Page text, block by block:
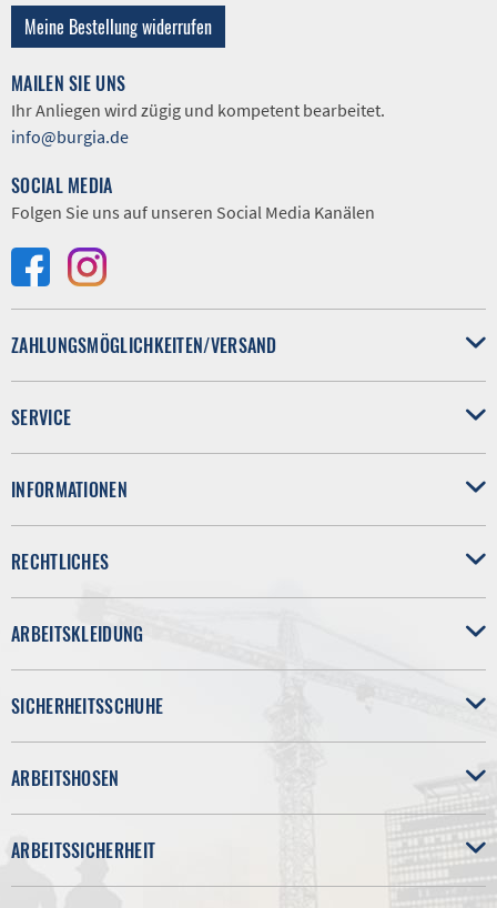
Meine Bestellung widerrufen
MAILEN SIE UNS
Ihr Anliegen wird zügig und kompetent bearbeitet.
info@burgia.de
SOCIAL MEDIA
Folgen Sie uns auf unseren Social Media Kanälen
ZAHLUNGSMÖGLICHKEITEN/VERSAND
SERVICE
INFORMATIONEN
RECHTLICHES
ARBEITSKLEIDUNG
SICHERHEITSSCHUHE
ARBEITSHOSEN
ARBEITSSICHERHEIT